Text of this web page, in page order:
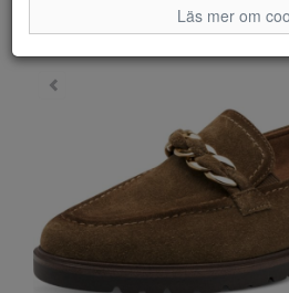
Läs mer om